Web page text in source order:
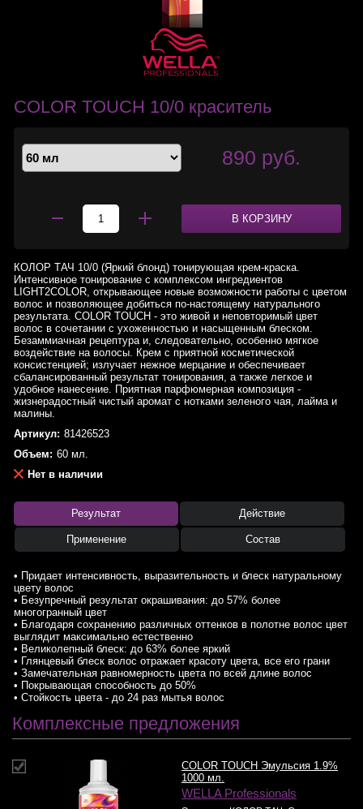
COLOR TOUCH 10/0 краситель
890 руб.
В КОРЗИНУ
КОЛОР ТАЧ 10/0 (Яркий блонд) тонирующая крем-краска.
Интенсивное тонирование с комплексом ингредиентов
LIGHT2COLOR, открывающее новые возможности работы с цветом
волос и позволяющее добиться по-настоящему натурального
результата. COLOR TOUCH - это живой и неповторимый цвет
волос в сочетании с ухоженностью и насыщенным блеском.
Безаммиачная рецептура и, следовательно, особенно мягкое
воздействие на волосы. Крем с приятной косметической
консистенцией; излучает нежное мерцание и обеспечивает
сбалансированный результат тонирования, а также легкое и
удобное нанесение. Приятная парфюмерная композиция -
жизнерадостный чистый аромат с нотками зеленого чая, лайма и
малины.
Артикул: 81426523
Объем: 60 мл.
Нет в наличии
Результат Действие
Применение Состав
• Придает интенсивность, выразительность и блеск натуральному
цвету волос
• Безупречный результат окрашивания: до 57% более
многогранный цвет
• Благодаря сохранению различных оттенков в полотне волос цвет
выглядит максимально естественно
• Великолепный блеск: до 63% более яркий
• Глянцевый блеск волос отражает красоту цвета, все его грани
• Замечательная равномерность цвета по всей длине волос
• Покрывающая способность до 50%
• Стойкость цвета - до 24 раз мытья волос
Комплексные предложения
COLOR TOUCH Эмульсия 1.9%
1000 мл.
WELLA Professionals